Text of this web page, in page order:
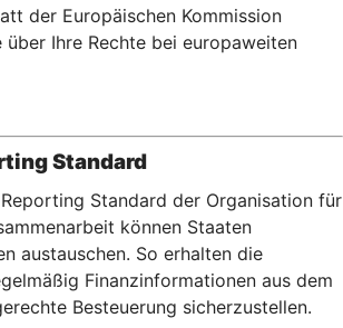
der Europäischen Kommission
Ihre Rechte bei europaweiten
Standard
Standard der Organisation für
können Staaten
austauschen. So erhalten die
Finanzinformationen aus dem
Besteuerung sicherzustellen.